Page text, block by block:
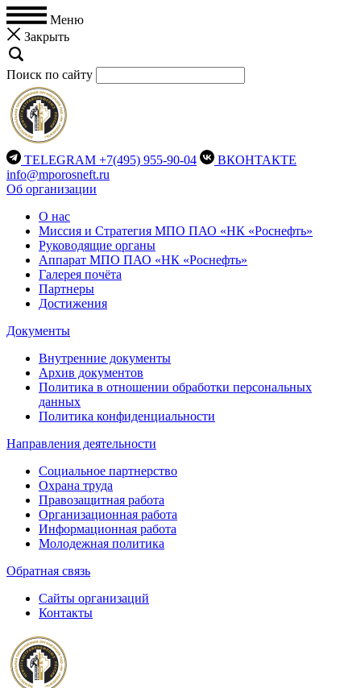
Меню
Закрыть
Поиск по сайту
TELEGRAM +7(495) 955-90-04
ВКОНТАКТЕ
info@mporosneft.ru
Об организации
О нас
Миссия и Стратегия МПО ПАО «НК «Роснефть»
Руководящие органы
Аппарат МПО ПАО «НК «Роснефть»
Галерея почёта
Партнеры
Достижения
Документы
Внутренние документы
Архив документов
Политика в отношении обработки персональных
данных
Политика конфиденциальности
Направления деятельности
Социальное партнерство
Охрана труда
Правозащитная работа
Организационная работа
Информационная работа
Молодежная политика
Обратная связь
Сайты организаций
Контакты